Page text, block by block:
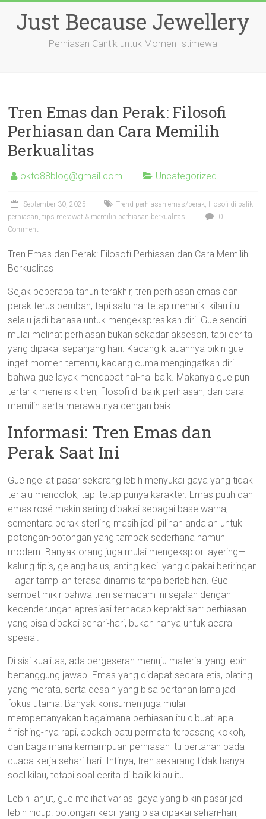
contentJust Because Jewellery
Perhiasan Cantik untuk Momen Istimewa
Tren Emas dan Perak: Filosofi
Perhiasan dan Cara Memilih
Berkualitas
okto88blog@gmail.com Uncategorized
September 30, 2025
Trend perhiasan emas/perak, filosofi di balik
perhiasan, tips merawat & memilih perhiasan berkualitas
0
Comment
Tren Emas dan Perak: Filosofi Perhiasan dan Cara Memilih
Berkualitas
Sejak beberapa tahun terakhir, tren perhiasan emas dan
perak terus berubah, tapi satu hal tetap menarik: kilau itu
selalu jadi bahasa untuk mengekspresikan diri. Gue sendiri
mulai melihat perhiasan bukan sekadar aksesori, tapi cerita
yang dipakai sepanjang hari. Kadang kilauannya bikin gue
inget momen tertentu, kadang cuma mengingatkan diri
bahwa gue layak mendapat hal-hal baik. Makanya gue pun
tertarik menelisik tren, filosofi di balik perhiasan, dan cara
memilih serta merawatnya dengan baik.
Informasi: Tren Emas dan
Perak Saat Ini
Gue ngeliat pasar sekarang lebih menyukai gaya yang tidak
terlalu mencolok, tapi tetap punya karakter. Emas putih dan
emas rosé makin sering dipakai sebagai base warna,
sementara perak sterling masih jadi pilihan andalan untuk
potongan-potongan yang tampak sederhana namun
modern. Banyak orang juga mulai mengeksplor layering—
kalung tipis, gelang halus, anting kecil yang dipakai beriringan
—agar tampilan terasa dinamis tanpa berlebihan. Gue
sempet mikir bahwa tren semacam ini sejalan dengan
kecenderungan apresiasi terhadap kepraktisan: perhiasan
yang bisa dipakai sehari-hari, bukan hanya untuk acara
spesial.
Di sisi kualitas, ada pergeseran menuju material yang lebih
bertanggung jawab. Emas yang didapat secara etis, plating
yang merata, serta desain yang bisa bertahan lama jadi
fokus utama. Banyak konsumen juga mulai
mempertanyakan bagaimana perhiasan itu dibuat: apa
finishing-nya rapi, apakah batu permata terpasang kokoh,
dan bagaimana kemampuan perhiasan itu bertahan pada
cuaca kerja sehari-hari. Intinya, tren sekarang tidak hanya
soal kilau, tetapi soal cerita di balik kilau itu.
Lebih lanjut, gue melihat variasi gaya yang bikin pasar jadi
lebih hidup: potongan kecil yang bisa dipakai sehari-hari,